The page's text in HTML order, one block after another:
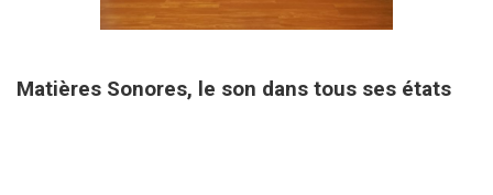
Matières Sonores, le son dans tous ses états